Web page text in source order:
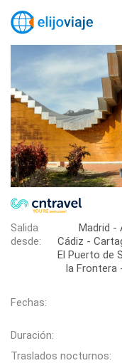
Salida
desde:
Madrid -
Cádiz -
El Puerto de
la Frontera
Fechas:
Duración:
Traslados nocturnos: